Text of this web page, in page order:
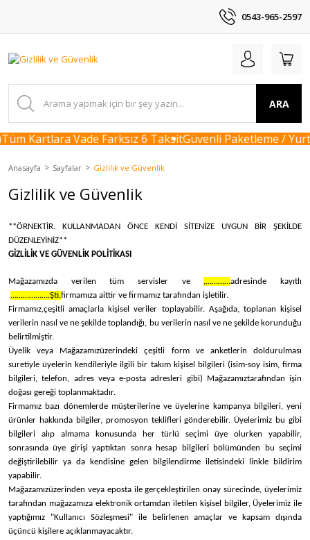
0543-965-2597
ARA
Kartlara Vade Farksız 6 TaksitGüvenli Paketleme /
Anasayfa Sayfalar Gizlilik ve Güvenlik
Gizlilik ve Güvenlik
**ÖRNEKTİR. KULLANMADAN ÖNCE KENDİ SİTENİZE UYGUN BİR ŞEKİLDE
DÜZENLEYİNİZ**
GİZLİLİK VE GÜVENLİK POLİTİKASI
Mağazamızda verilen tüm servisler ve ,…………adresinde kayıtlı
……………….Şti.firmamıza aittir ve firmamız tarafından işletilir.
Firmamız,çeşitli amaçlarla kişisel veriler toplayabilir. Aşağıda, toplanan kişisel
verilerin nasıl ve ne şekilde toplandığı, bu verilerin nasıl ve ne şekilde korunduğu
belirtilmiştir.
Üyelik veya Mağazamızüzerindeki çeşitli form ve anketlerin doldurulması
suretiyle üyelerin kendileriyle ilgili bir takım kişisel bilgileri (isim-soy isim, firma
bilgileri, telefon, adres veya e-posta adresleri gibi) Mağazamıztarafından işin
doğası gereği toplanmaktadır.
Firmamız bazı dönemlerde müşterilerine ve üyelerine kampanya bilgileri, yeni
ürünler hakkında bilgiler, promosyon teklifleri gönderebilir. Üyelerimiz bu gibi
bilgileri alıp almama konusunda her türlü seçimi üye olurken yapabilir,
sonrasında üye girişi yaptıktan sonra hesap bilgileri bölümünden bu seçimi
değiştirilebilir ya da kendisine gelen bilgilendirme iletisindeki linkle bildirim
yapabilir.
Mağazamızüzerinden veya eposta ile gerçekleştirilen onay sürecinde, üyelerimiz
tarafından mağazamıza elektronik ortamdan iletilen kişisel bilgiler, Üyelerimiz ile
yaptığımız "Kullanıcı Sözleşmesi" ile belirlenen amaçlar ve kapsam dışında
üçüncü kişilere açıklanmayacaktır.